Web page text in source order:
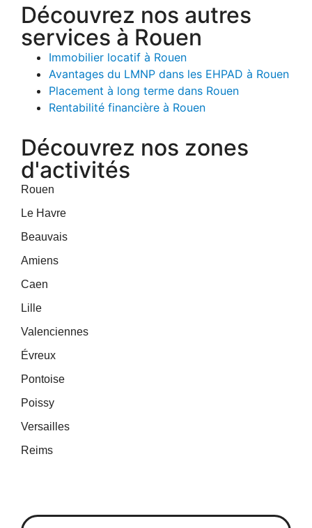
Découvrez nos autres
services à Rouen
Immobilier locatif à Rouen
Avantages du LMNP dans les EHPAD à Rouen
Placement à long terme dans Rouen
Rentabilité financière à Rouen
Découvrez nos zones
d'activités
Rouen
Le Havre
Beauvais
Amiens
Caen
Lille
Valenciennes
Évreux
Pontoise
Poissy
Versailles
Reims